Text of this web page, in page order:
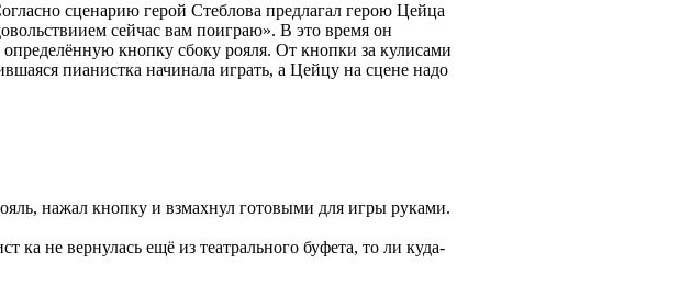
сценарию герой Стеблова предлагал герою Цейца
сейчас вам поиграю». В это время он
кнопку сбоку рояля. От кнопки за кулисами
пианистка начинала играть, а Цейцу на сцене надо
нажал кнопку и взмахнул готовыми для игры руками.
ка не вернулась ещё из театрального буфета, то ли куда-